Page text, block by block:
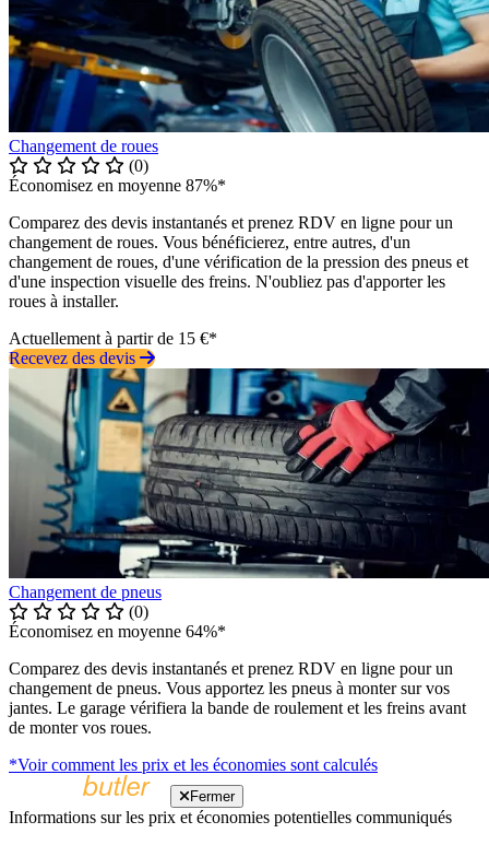
Changement de roues
(0)
Économisez en moyenne 87%*
Comparez des devis instantanés et prenez RDV en ligne pour un
changement de roues. Vous bénéficierez, entre autres, d'un
changement de roues, d'une vérification de la pression des pneus et
d'une inspection visuelle des freins. N'oubliez pas d'apporter les
roues à installer.
Actuellement à partir de 15 €*
Recevez des devis
Changement de pneus
(0)
Économisez en moyenne 64%*
Comparez des devis instantanés et prenez RDV en ligne pour un
changement de pneus. Vous apportez les pneus à monter sur vos
jantes. Le garage vérifiera la bande de roulement et les freins avant
de monter vos roues.
*Voir comment les prix et les économies sont calculés
Fermer
Informations sur les prix et économies potentielles communiqués